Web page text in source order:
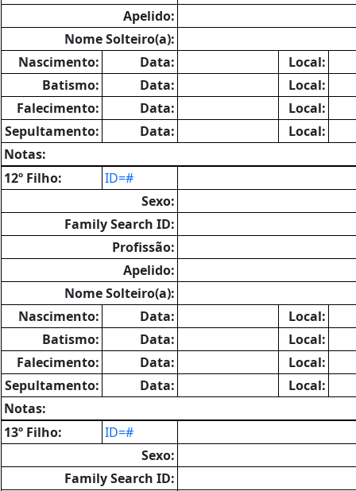
Apelido:
Nome Solteiro(a):
Nascimento:
Data:
Local:
Batismo:
Data:
Local:
Falecimento:
Data:
Local:
Sepultamento:
Data:
Local:
Notas:
12º Filho:
ID=#
Sexo:
Family Search ID:
Profissão:
Apelido:
Nome Solteiro(a):
Nascimento:
Data:
Local:
Batismo:
Data:
Local:
Falecimento:
Data:
Local:
Sepultamento:
Data:
Local:
Notas:
13º Filho:
ID=#
Sexo:
Family Search ID: